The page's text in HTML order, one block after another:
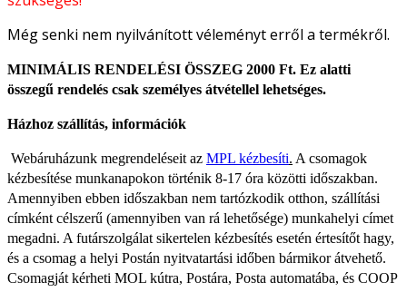
Még senki nem nyilvánított véleményt erről a termékről.
MINIMÁLIS RENDELÉSI ÖSSZEG 2000 Ft. Ez alatti
összegű rendelés csak személyes átvétellel lehetséges.
Házhoz szállítás, információk
Webáruházunk megrendeléseit az MPL kézbesíti. A csomagok
kézbesítése munkanapokon történik 8-17 óra közötti időszakban.
Amennyiben ebben időszakban nem tartózkodik otthon, szállítási
címként célszerű (amennyiben van rá lehetősége) munkahelyi címet
megadni. A futárszolgálat sikertelen kézbesítés esetén értesítőt hagy,
és a csomag a helyi Postán nyitvatartási időben bármikor átvehető.
Csomagját kérheti MOL kútra, Postára, Posta automatába, és COOP